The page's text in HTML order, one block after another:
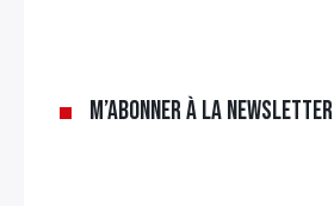
M’abonner à la newsletter